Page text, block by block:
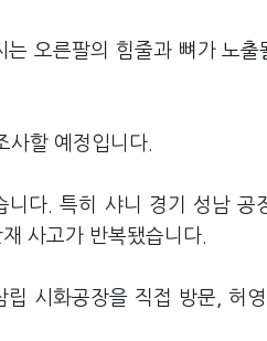
오른팔의 힘줄과 뼈가 노
사할 예정입니다.
니다. 특히 샤니 경기 성남
사고가 반복됐습니다.
시화공장을 직접 방문, 허